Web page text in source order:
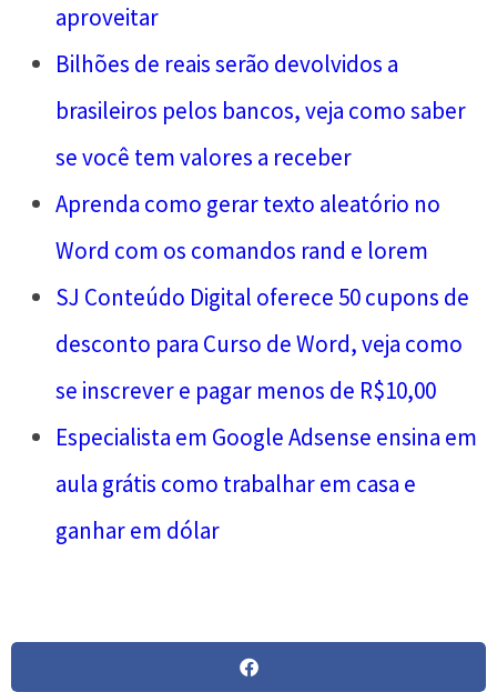
aproveitar
Bilhões de reais serão devolvidos a
brasileiros pelos bancos, veja como saber
se você tem valores a receber
Aprenda como gerar texto aleatório no
Word com os comandos rand e lorem
SJ Conteúdo Digital oferece 50 cupons de
desconto para Curso de Word, veja como
se inscrever e pagar menos de R$10,00
Especialista em Google Adsense ensina em
aula grátis como trabalhar em casa e
ganhar em dólar